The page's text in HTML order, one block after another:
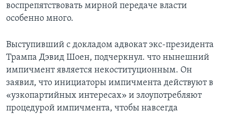
воспрепятствовать мирной передаче власти
особенно много.
Выступивший с докладом адвокат экс-президента
Трампа Дэвид Шоен, подчеркнул. что нынешний
импичмент является некоституционным. Он
заявил, что инициаторы импичмента действуют в
«узкопартийных интересах» и злоупотребляют
процедурой импичмента, чтобы навсегда